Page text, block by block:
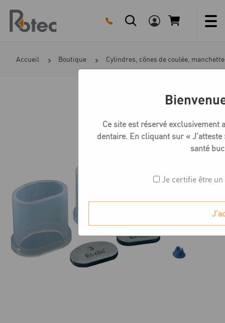
content
Accueil Boutique Cylindres, cônes de coulée,
Ce site est réservé exclusivement
dentaire. En cliquant sur «
santé
Je certifie être un